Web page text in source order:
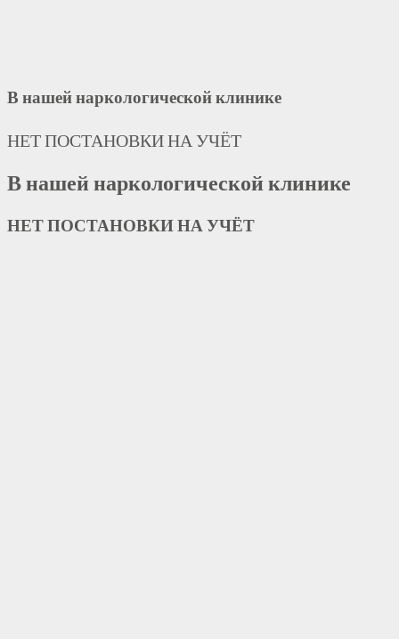
В нашей наркологической клинике
НЕТ ПОСТАНОВКИ НА УЧЁТ
В нашей наркологической клинике
НЕТ ПОСТАНОВКИ НА УЧЁТ